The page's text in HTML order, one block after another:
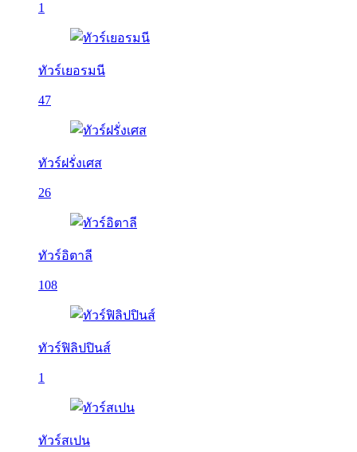
1
ทัวร์เยอรมนี
47
ทัวร์ฝรั่งเศส
26
ทัวร์อิตาลี
108
ทัวร์ฟิลิปปินส์
1
ทัวร์สเปน